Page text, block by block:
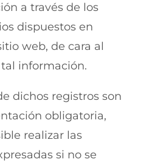
a través de los
dispuestos en
web, de cara al
información.
dichos registros son
obligatoria,
realizar las
si no se